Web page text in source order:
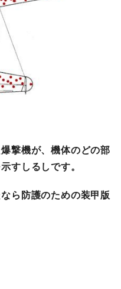
撃機が、機体のどの部
すしるしです。
ら防護のための装甲版